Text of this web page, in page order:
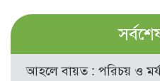
আহলে বায়ত : পরিচয় ও